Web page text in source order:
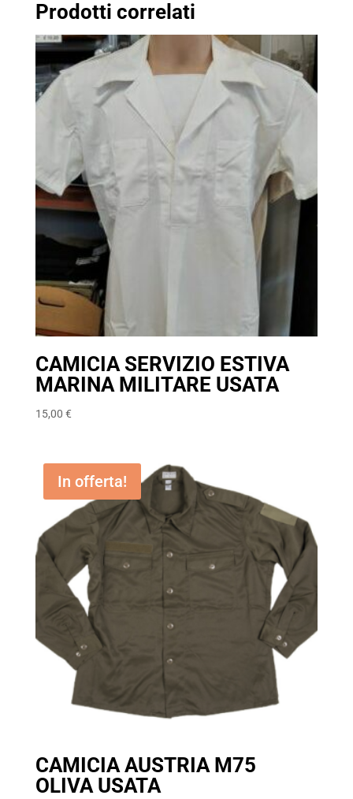
Prodotti correlati
CAMICIA SERVIZIO ESTIVA
MARINA MILITARE USATA
15,00 €
In offerta!
CAMICIA AUSTRIA M75
OLIVA USATA